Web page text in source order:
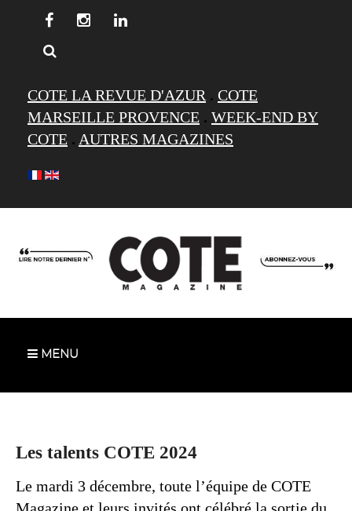
COTE LA REVUE D'AZUR . COTE
MARSEILLE PROVENCE . WEEK-END BY
COTE . AUTRES MAGAZINES
MENU
Les talents COTE 2024
Le mardi 3 décembre, toute l’équipe de COTE